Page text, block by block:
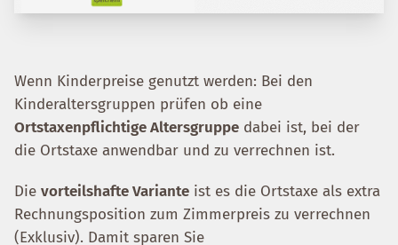
Wenn Kinderpreise genutzt werden: Bei den
Kinderaltersgruppen prüfen ob eine
Ortstaxenpflichtige Altersgruppe dabei ist, bei der
die Ortstaxe anwendbar und zu verrechnen ist.
Die vorteilshafte Variante ist es die Ortstaxe als extra
Rechnungsposition zum Zimmerpreis zu verrechnen
(Exklusiv). Damit sparen Sie